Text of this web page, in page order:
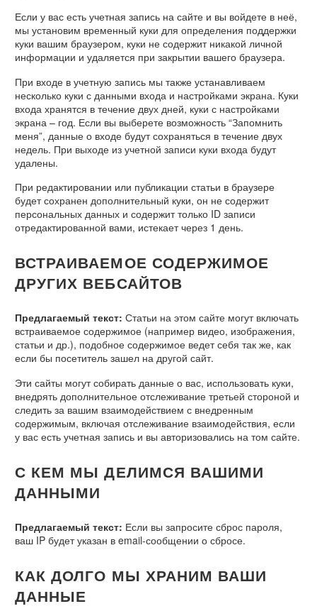
Если у вас есть учетная запись на сайте и вы войдете в неё,
мы установим временный куки для определения поддержки
куки вашим браузером, куки не содержит никакой личной
информации и удаляется при закрытии вашего браузера.
При входе в учетную запись мы также устанавливаем
несколько куки с данными входа и настройками экрана. Куки
входа хранятся в течение двух дней, куки с настройками
экрана – год. Если вы выберете возможность “Запомнить
меня”, данные о входе будут сохраняться в течение двух
недель. При выходе из учетной записи куки входа будут
удалены.
При редактировании или публикации статьи в браузере
будет сохранен дополнительный куки, он не содержит
персональных данных и содержит только ID записи
отредактированной вами, истекает через 1 день.
ВСТРАИВАЕМОЕ СОДЕРЖИМОЕ
ДРУГИХ ВЕБСАЙТОВ
Предлагаемый текст: Статьи на этом сайте могут включать
встраиваемое содержимое (например видео, изображения,
статьи и др.), подобное содержимое ведет себя так же, как
если бы посетитель зашел на другой сайт.
Эти сайты могут собирать данные о вас, использовать куки,
внедрять дополнительное отслеживание третьей стороной и
следить за вашим взаимодействием с внедренным
содержимым, включая отслеживание взаимодействия, если
у вас есть учетная запись и вы авторизовались на том сайте.
С КЕМ МЫ ДЕЛИМСЯ ВАШИМИ
ДАННЫМИ
Предлагаемый текст: Если вы запросите сброс пароля,
ваш IP будет указан в email-сообщении о сбросе.
КАК ДОЛГО МЫ ХРАНИМ ВАШИ
ДАННЫЕ